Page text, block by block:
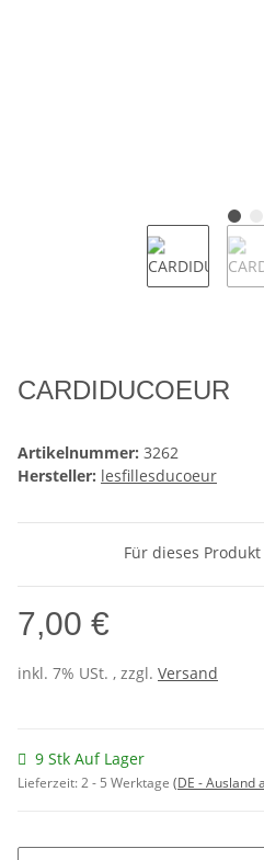
CARDIDUCOEUR
Artikelnummer: 3262
Hersteller: lesfillesducoeur
Für dieses
7,00 €
inkl. 7% USt. , zzgl. Versand
9 Stk Auf Lager
Lieferzeit:2 - 5 Werktage (DE - Ausland